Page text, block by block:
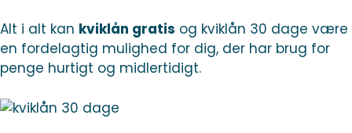
Alt i alt kan kviklån gratis og kviklån 30 dage være
en fordelagtig mulighed for dig, der har brug for
penge hurtigt og midlertidigt.